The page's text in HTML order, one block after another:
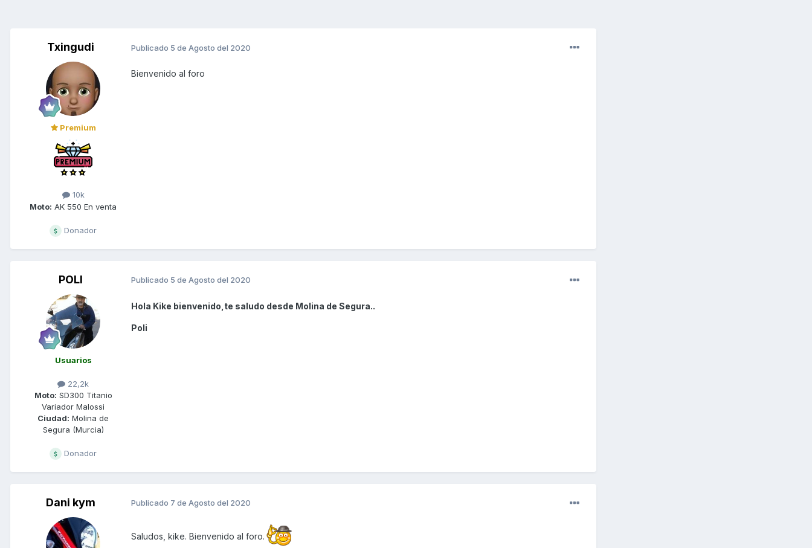
Txingudi
Premium
10k
Moto: AK 550 En venta
Donador
Publicado 5 de Agosto del 2020
Bienvenido al foro
POLI
Usuarios
22,2k
Moto: SD300 Titanio
Variador Malossi
Ciudad: Molina de
Segura (Murcia)
Donador
Publicado 5 de Agosto del 2020
Hola Kike bienvenido,te saludo desde Molina de Segura..
Poli
Dani kym Publicado 7 de Agosto del 2020
Saludos, kike. Bienvenido al foro.